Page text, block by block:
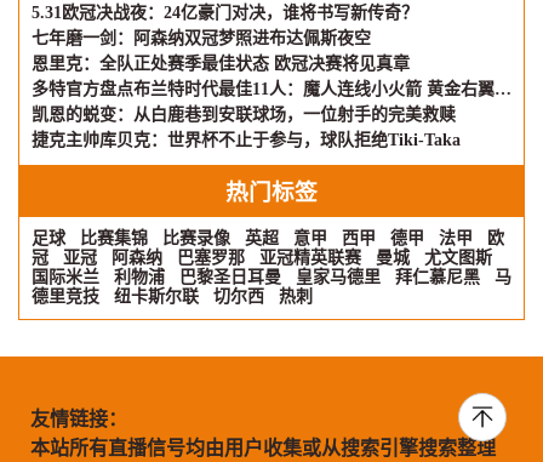
5.31欧冠决战夜：24亿豪门对决，谁将书写新传奇？
七年磨一剑：阿森纳双冠梦照进布达佩斯夜空
恩里克：全队正处赛季最佳状态 欧冠决赛将见真章
多特官方盘点布兰特时代最佳11人：魔人连线小火箭 黄金右翼再现
凯恩的蜕变：从白鹿巷到安联球场，一位射手的完美救赎
捷克主帅库贝克：世界杯不止于参与，球队拒绝Tiki-Taka
热门标签
足球 比赛集锦 比赛录像 英超 意甲 西甲 德甲 法甲
欧
冠
亚冠 阿森纳 巴塞罗那 亚冠精英联赛 曼城
尤文图斯
国际米兰
利物浦 巴黎圣日耳曼 皇家马德里 拜仁慕尼黑
马
德里竞技
纽卡斯尔联 切尔西 热刺
友情链接：
本站所有直播信号均由用户收集或从搜索引擎搜索整理